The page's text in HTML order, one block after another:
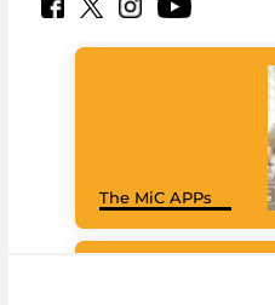
The MiC APPs